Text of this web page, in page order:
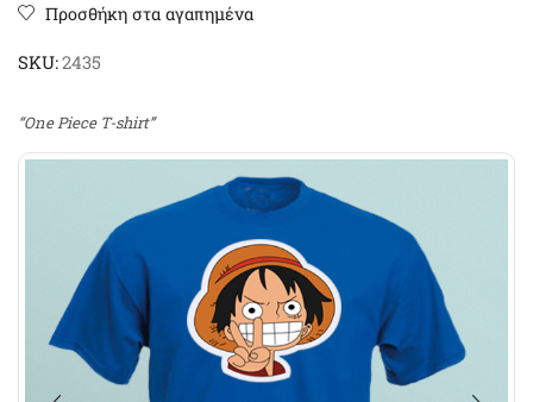
Προσθήκη στα αγαπημένα
SKU:2435
“One Piece T-shirt”